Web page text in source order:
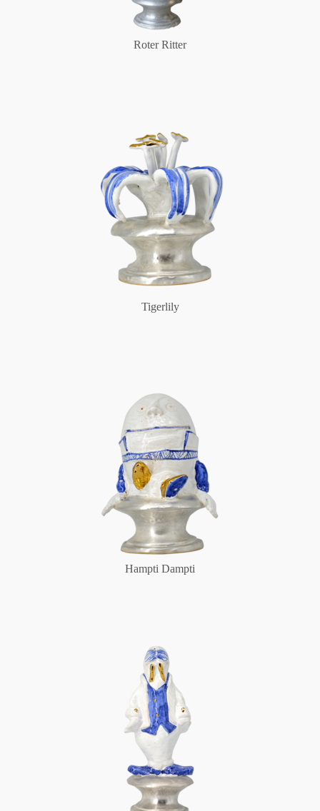
Roter Ritter
Tigerlily
Hampti Dampti